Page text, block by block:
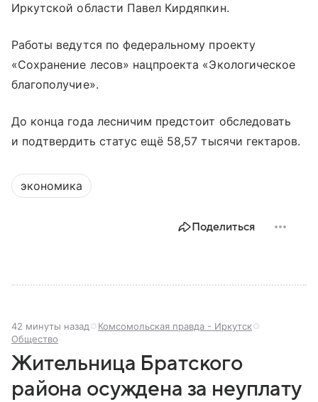
Иркутской области Павел Кирдяпкин.
Работы ведутся по федеральному проекту
«Сохранение лесов» нацпроекта «Экологическое
благополучие».
До конца года лесничим предстоит обследовать
и подтвердить статус ещё 58,57 тысячи гектаров.
экономика
Поделиться
42 минуты назад
Комсомольская правда - Иркутск
Общество
Жительница Братского
района осуждена за неуплату